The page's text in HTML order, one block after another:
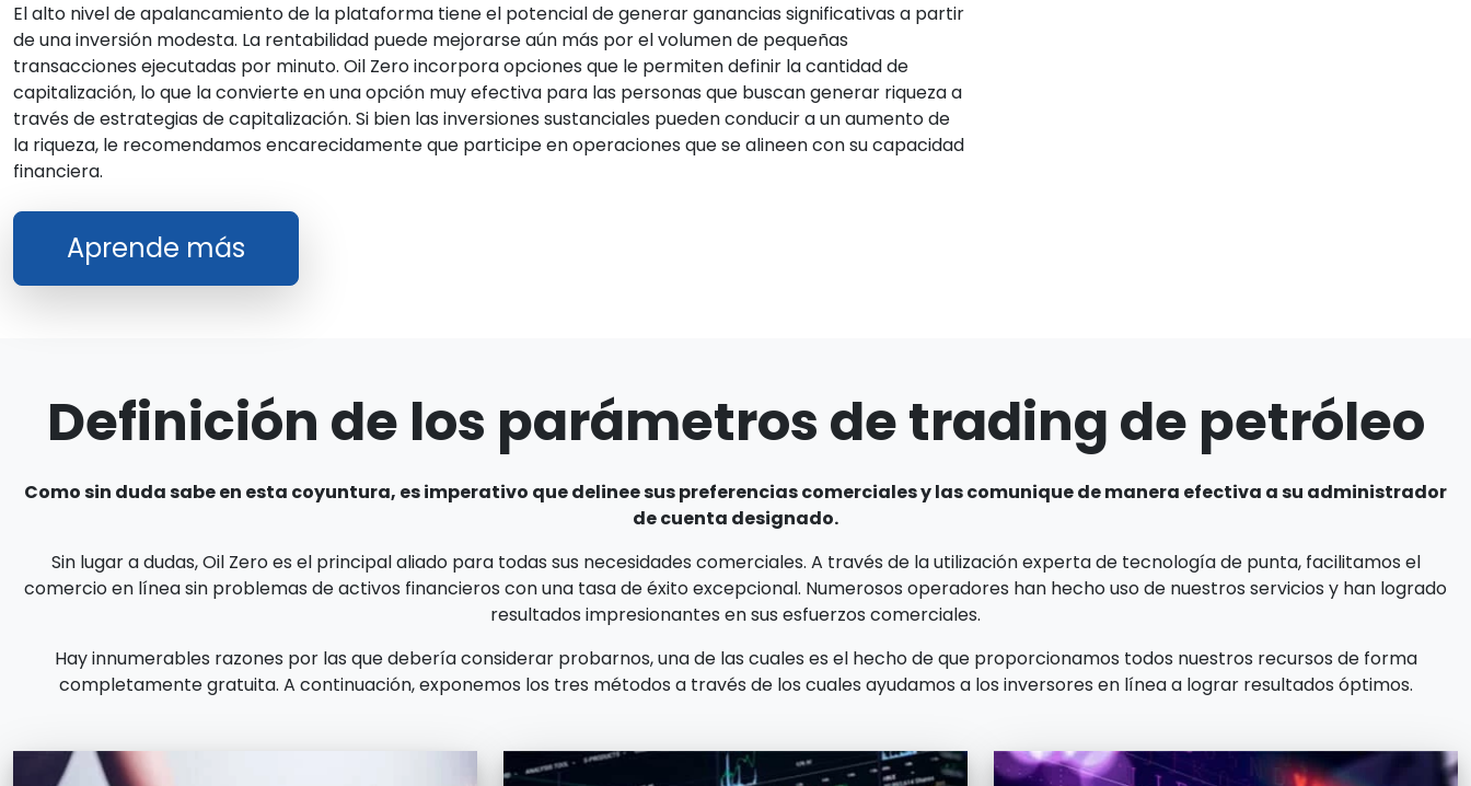
El alto nivel de apalancamiento de la plataforma tiene el potencial de generar ganancias significativas a partir
de una inversión modesta. La rentabilidad puede mejorarse aún más por el volumen de pequeñas
transacciones ejecutadas por minuto. Oil Zero incorpora opciones que le permiten definir la cantidad de
capitalización, lo que la convierte en una opción muy efectiva para las personas que buscan generar riqueza a
través de estrategias de capitalización. Si bien las inversiones sustanciales pueden conducir a un aumento de
la riqueza, le recomendamos encarecidamente que participe en operaciones que se alineen con su capacidad
financiera.
Aprende más
Definición de los parámetros de trading de petróleo
Como sin duda sabe en esta coyuntura, es imperativo que delinee sus preferencias comerciales y las comunique de manera efectiva a su administrador
de cuenta designado.
Sin lugar a dudas, Oil Zero es el principal aliado para todas sus necesidades comerciales. A través de la utilización experta de tecnología de punta, facilitamos el
comercio en línea sin problemas de activos financieros con una tasa de éxito excepcional. Numerosos operadores han hecho uso de nuestros servicios y han logrado
resultados impresionantes en sus esfuerzos comerciales.
Hay innumerables razones por las que debería considerar probarnos, una de las cuales es el hecho de que proporcionamos todos nuestros recursos de forma
completamente gratuita. A continuación, exponemos los tres métodos a través de los cuales ayudamos a los inversores en línea a lograr resultados óptimos.